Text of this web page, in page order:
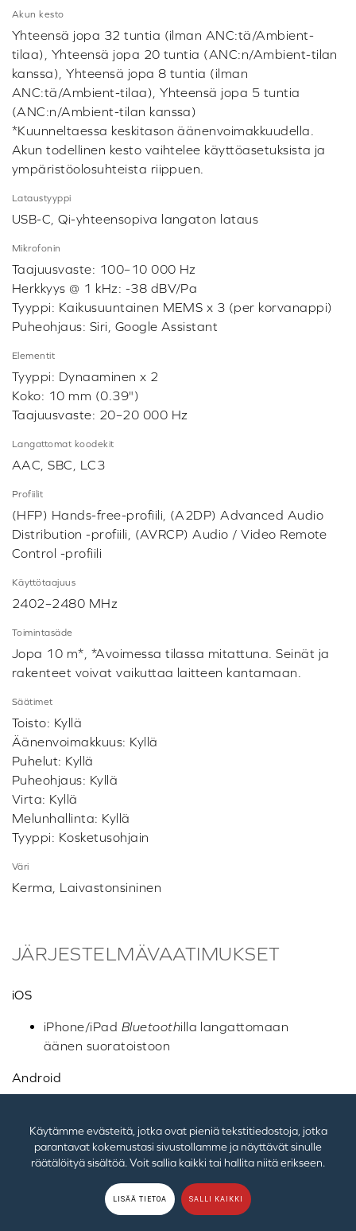
Käytämme evästeitä, jotka ovat pieniä tekstitiedostoja, jotka
parantavat kokemustasi sivustollamme ja näyttävät sinulle
räätälöityä sisältöä. Voit sallia kaikki tai hallita niitä erikseen.
LISÄÄ TIETOA SALLI KAIKKI
Akun kesto
Yhteensä jopa 32 tuntia (ilman ANC:tä/Ambient-
tilaa), Yhteensä jopa 20 tuntia (ANC:n/Ambient-tilan
kanssa), Yhteensä jopa 8 tuntia (ilman
ANC:tä/Ambient-tilaa), Yhteensä jopa 5 tuntia
(ANC:n/Ambient-tilan kanssa)
*Kuunneltaessa keskitason äänenvoimakkuudella.
Akun todellinen kesto vaihtelee käyttöasetuksista ja
ympäristöolosuhteista riippuen.
Lataustyyppi
USB-C, Qi-yhteensopiva langaton lataus
Mikrofonin
Taajuusvaste: 100–10 000 Hz
Herkkyys @ 1 kHz: -38 dBV/Pa
Tyyppi: Kaikusuuntainen MEMS x 3 (per korvanappi)
Puheohjaus: Siri, Google Assistant
Elementit
Tyyppi: Dynaaminen x 2
Koko: 10 mm (0.39")
Taajuusvaste: 20–20 000 Hz
Langattomat koodekit
AAC, SBC, LC3
Profiilit
(HFP) Hands-free-profiili, (A2DP) Advanced Audio
Distribution -profiili, (AVRCP) Audio / Video Remote
Control -profiili
Käyttötaajuus
2402–2480 MHz
Toimintasäde
Jopa 10 m*, *Avoimessa tilassa mitattuna. Seinät ja
rakenteet voivat vaikuttaa laitteen kantamaan.
Säätimet
Toisto: Kyllä
Äänenvoimakkuus: Kyllä
Puhelut: Kyllä
Puheohjaus: Kyllä
Virta: Kyllä
Melunhallinta: Kyllä
Tyyppi: Kosketusohjain
Väri
Kerma, Laivastonsininen
JÄRJESTELMÄVAATIMUKSET
iOS
iPhone/iPad Bluetoothilla langattomaan
äänen suoratoistoon
Android
langattomaan äänen suoratoistoon
Kaikki tietokoneet/kannettavat
tietokoneet, joissa on Windows 10 ja 11,